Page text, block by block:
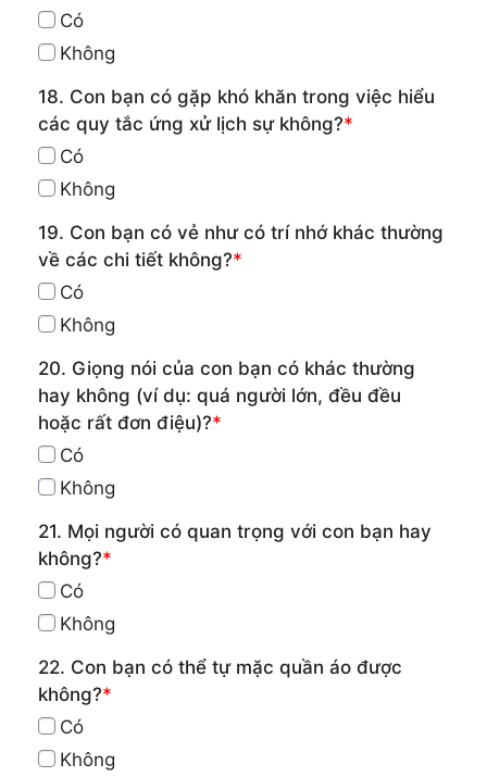
Có
Không
18. Con bạn có gặp khó khăn trong việc hiểu
các quy tắc ứng xử lịch sự không?*
Có
Không
19. Con bạn có vẻ như có trí nhớ khác thường
về các chi tiết không?*
Có
Không
20. Giọng nói của con bạn có khác thường
hay không (ví dụ: quá người lớn, đều đều
hoặc rất đơn điệu)?*
Có
Không
21. Mọi người có quan trọng với con bạn hay
không?*
Có
Không
22. Con bạn có thể tự mặc quần áo được
không?*
Có
Không